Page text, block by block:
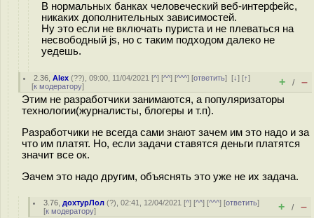
В нормальных банках человеческий веб-интерфейс,
никаких дополнительных зависимостей.
Ну это если не включать пуриста и не плеваться на
несвободный js, но с таким подходом далеко не
уедешь.
2.36 ,Alex (??), 09:00, 11/04/2021 [^] [^^] [^^^] [ответить][↓] [↑]
[к модератору] + / –
Этим не разработчики занимаются, а популяризаторы
технологии(журналисты, блогеры и т.п).
Разработчики не всегда сами знают зачем им это надо и за
что им платят. Но, если задачи ставятся деньги платятся
значит все ок.
Эачем это надо другим, объяснять это уже не их задача.
3.76 дохтурЛол (?), 02:41, 12/04/2021 [^] [^^] [^^^] [ответить]
[к модератору] + / –